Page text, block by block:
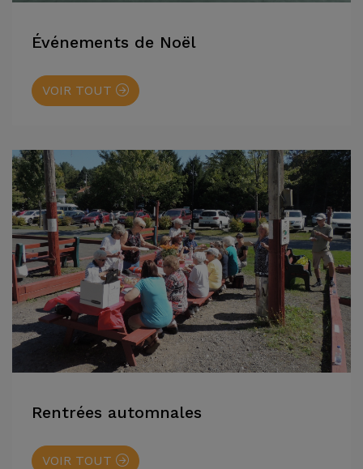
Événements de Noël
VOIR TOUT
Rentrées automnales
VOIR TOUT